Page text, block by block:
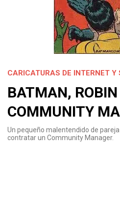
CARICATURAS DE INTERNET Y
BATMAN, ROBIN
COMMUNITY
Un pequeño malentendido de
contratar un Community Manager.